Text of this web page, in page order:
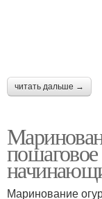
соусе
читать дальше →
пошаговое
Маринование